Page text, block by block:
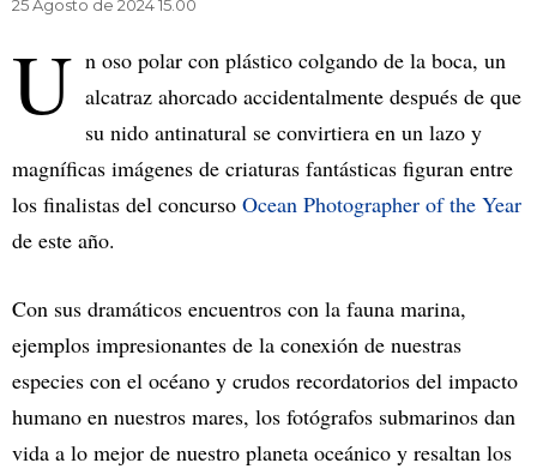
25 Agosto de 2024 15.00
U n oso polar con plástico colgando de la boca, un
alcatraz ahorcado accidentalmente después de que
su nido antinatural se convirtiera en un lazo y
magníficas imágenes de criaturas fantásticas figuran entre
los finalistas del concurso Ocean Photographer of the Year
de este año.
Con sus dramáticos encuentros con la fauna marina,
ejemplos impresionantes de la conexión de nuestras
especies con el océano y crudos recordatorios del impacto
humano en nuestros mares, los fotógrafos submarinos dan
vida a lo mejor de nuestro planeta oceánico y resaltan los